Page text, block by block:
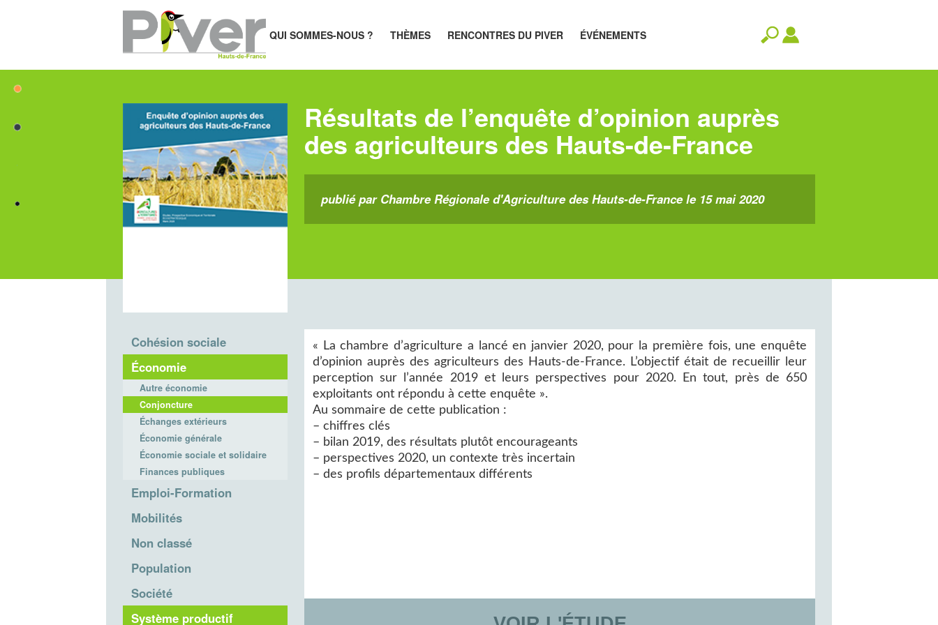
QUI SOMMES-NOUS ? THÈMES RENCONTRES DU PIVER ÉVÉNEMENTS
Résultats de l’enquête d’opinion auprès
des agriculteurs des Hauts-de-France
publié par Chambre Régionale d'Agriculture des Hauts-de-France le 15 mai 2020
Cohésion sociale
Économie
Autre économie
Conjoncture
Échanges extérieurs
Économie générale
Économie sociale et solidaire
Finances publiques
Emploi-Formation
Mobilités
Non classé
Population
Société
Système productif
« La chambre d’agriculture a lancé en janvier 2020, pour la première fois, une enquête
d’opinion auprès des agriculteurs des Hauts-de-France. L’objectif était de recueillir leur
perception sur l’année 2019 et leurs perspectives pour 2020. En tout, près de 650
exploitants ont répondu à cette enquête ».
Au sommaire de cette publication :
– chiffres clés
– bilan 2019, des résultats plutôt encourageants
– perspectives 2020, un contexte très incertain
– des profils départementaux différents